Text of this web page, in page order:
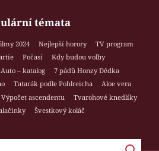
témata
2024 Nejlepší horory
TV program
Počasí
Kdy budou volby
Auto – katalog
7 pádů Honzy Dědka
Tatarák podle Pohlreicha
Aloe vera
Výpočet ascendentu
Tvarohové knedlíky
Švestkový koláč